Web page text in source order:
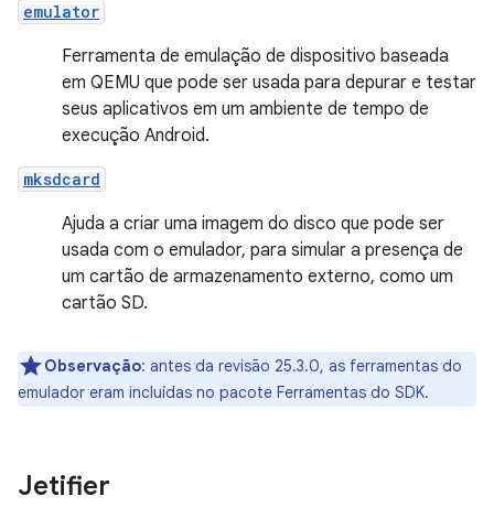
emulator
Ferramenta de emulação de dispositivo baseada
em QEMU que pode ser usada para depurar e testar
seus aplicativos em um ambiente de tempo de
execução Android.
mksdcard
Ajuda a criar uma imagem do disco que pode ser
usada com o emulador, para simular a presença de
um cartão de armazenamento externo, como um
cartão SD.
Observação: antes da revisão 25.3.0, as ferramentas do
emulador eram incluídas no pacote Ferramentas do SDK.
Jetifier